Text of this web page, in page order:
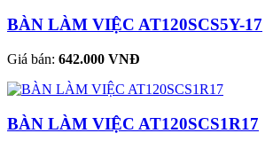
BÀN LÀM VIỆC AT120SCS5Y-17
Giá bán: 642.000 VNĐ
BÀN LÀM VIỆC AT120SCS1R17